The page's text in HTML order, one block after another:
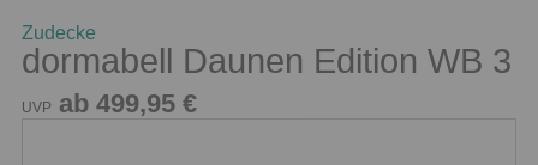
Zudecke
dormabell Daunen Edition WB 3
UVP ab 499,95 €